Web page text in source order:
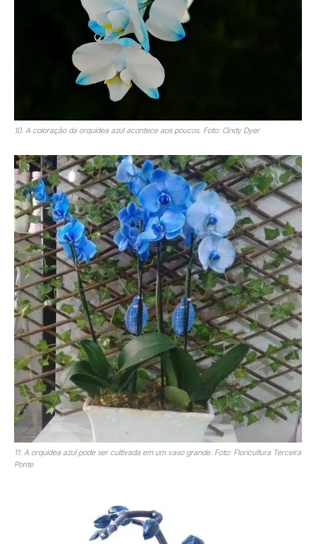
10. A coloração da orquídea azul acontece aos poucos. Foto: Cindy Dyer
11. A orquídea azul pode ser cultivada em um vaso grande. Foto: Floricultura Terceira
Ponte